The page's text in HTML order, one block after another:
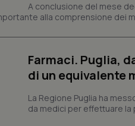
A conclusione del mese
alla comprensione dei
Farmaci. Puglia,
di un equivalente
La Regione Puglia ha
da medici per effettuare la
tracking-sites-
tracking-enable
tracking-sites-
session-id